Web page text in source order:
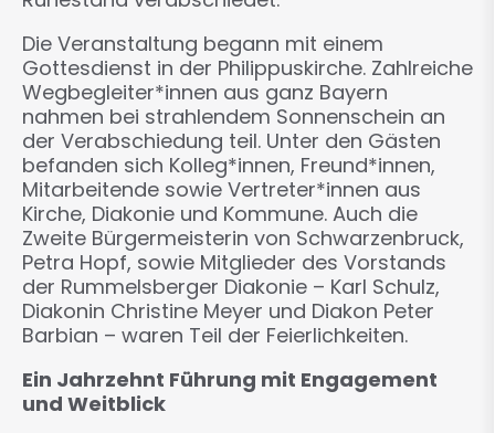
Die Veranstaltung begann mit einem
Gottesdienst in der Philippuskirche. Zahlreiche
Wegbegleiter*innen aus ganz Bayern
nahmen bei strahlendem Sonnenschein an
der Verabschiedung teil. Unter den Gästen
befanden sich Kolleg*innen, Freund*innen,
Mitarbeitende sowie Vertreter*innen aus
Kirche, Diakonie und Kommune. Auch die
Zweite Bürgermeisterin von Schwarzenbruck,
Petra Hopf, sowie Mitglieder des Vorstands
der Rummelsberger Diakonie – Karl Schulz,
Diakonin Christine Meyer und Diakon Peter
Barbian – waren Teil der Feierlichkeiten.
Ein Jahrzehnt Führung mit Engagement
und Weitblick